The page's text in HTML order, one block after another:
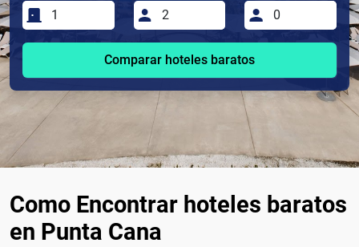
Comparar hoteles baratos
Como Encontrar hoteles baratos
en Punta Cana